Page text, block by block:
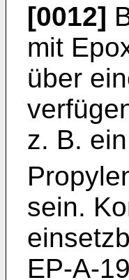
[0012]
mit
über
z. B.
sein.
EP-A-